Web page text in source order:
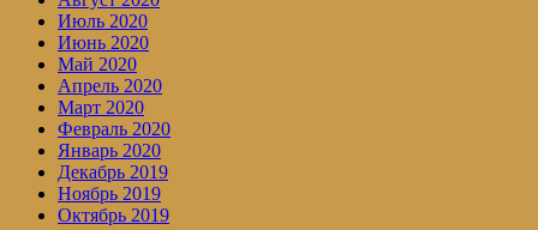
Июль 2020
Июнь 2020
Май 2020
Апрель 2020
Март 2020
Февраль 2020
Январь 2020
Декабрь 2019
Ноябрь 2019
Октябрь 2019